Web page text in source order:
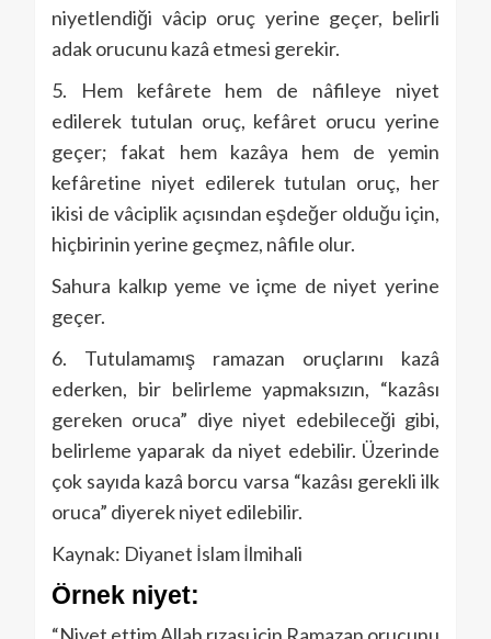
niyetlendiği vâcip oruç yerine geçer, belirli
adak orucunu kazâ etmesi gerekir.
5. Hem kefârete hem de nâfileye niyet
edilerek tutulan oruç, kefâret orucu yerine
geçer; fakat hem kazâya hem de yemin
kefâretine niyet edilerek tutulan oruç, her
ikisi de vâciplik açısından eşdeğer olduğu için,
hiçbirinin yerine geçmez, nâfile olur.
Sahura kalkıp yeme ve içme de niyet yerine
geçer.
6. Tutulamamış ramazan oruçlarını kazâ
ederken, bir belirleme yapmaksızın, “kazâsı
gereken oruca” diye niyet edebileceği gibi,
belirleme yaparak da niyet edebilir. Üzerinde
çok sayıda kazâ borcu varsa “kazâsı gerekli ilk
oruca” diyerek niyet edilebilir.
Kaynak: Diyanet İslam İlmihali
Örnek niyet: